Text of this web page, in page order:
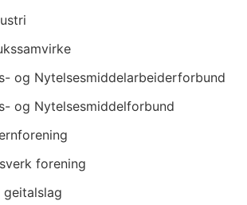
og Nytelsesmiddelarbeiderforbund
og Nytelsesmiddelforbund
forening